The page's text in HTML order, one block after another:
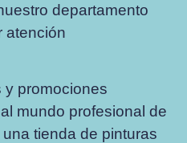
departamento
atención
y promociones
mundo profesional de
tienda de pinturas